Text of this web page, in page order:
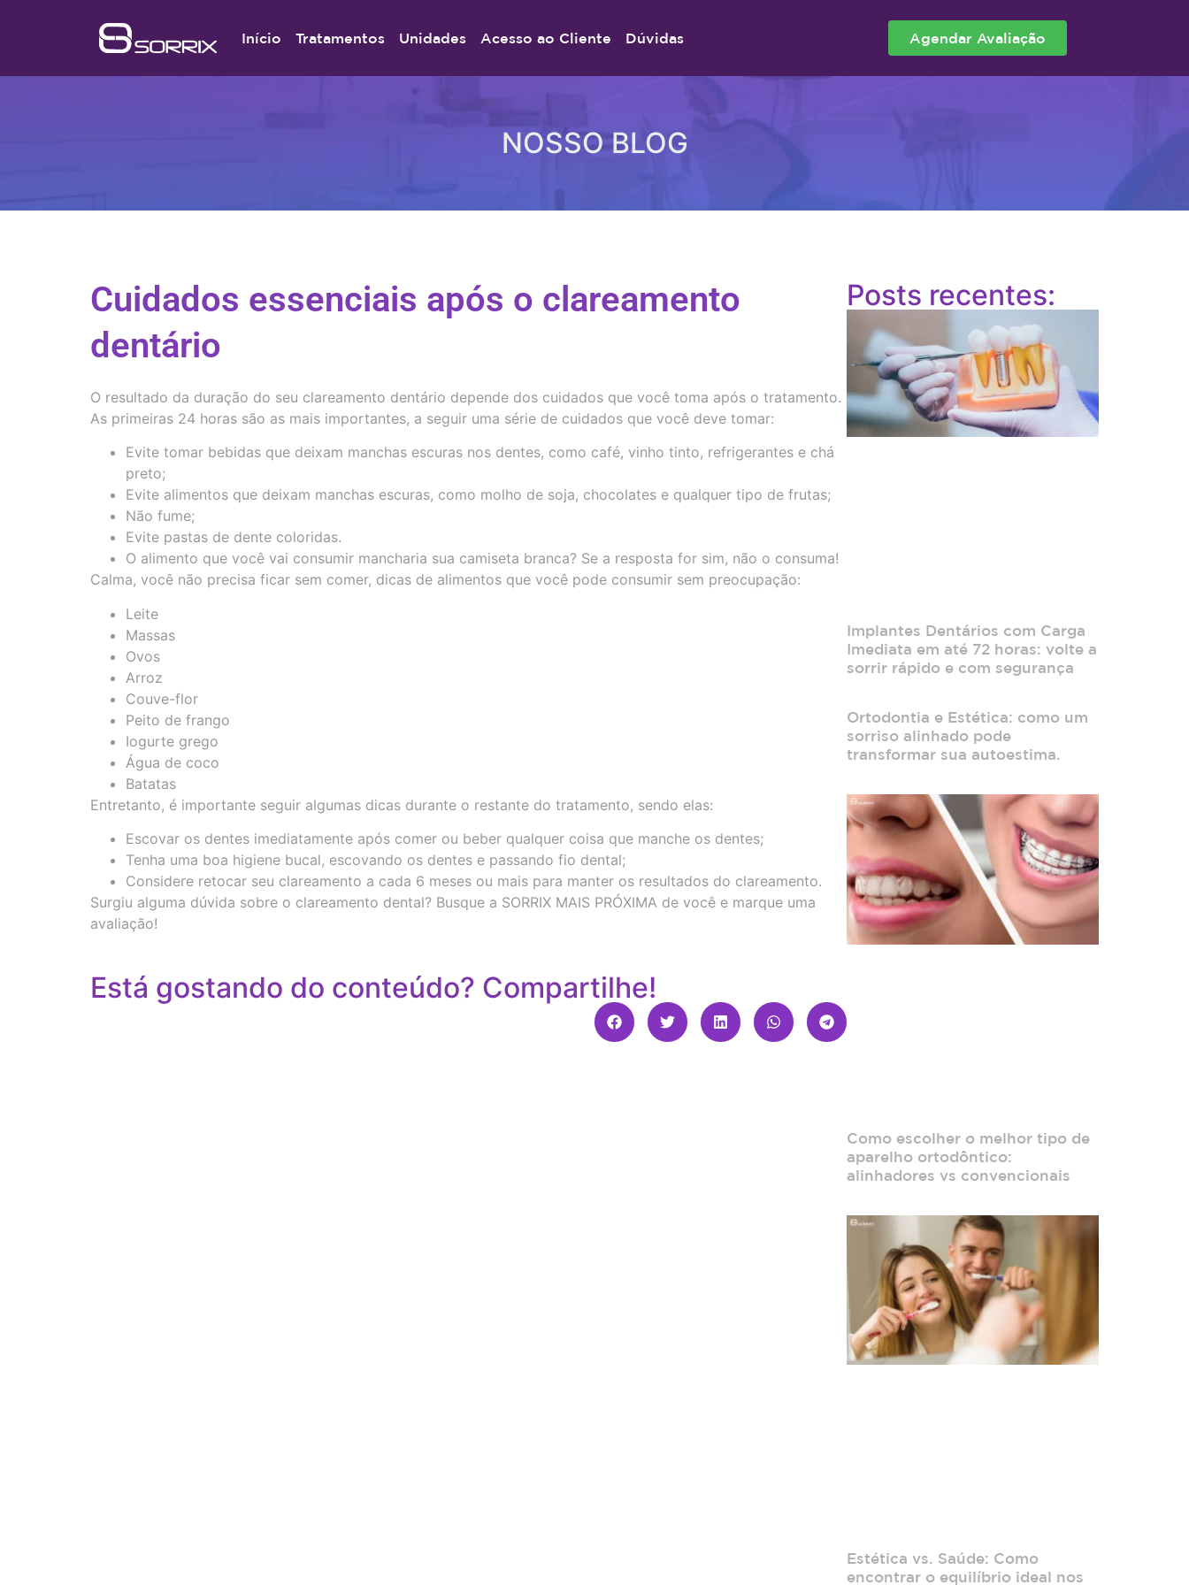
Início Tratamentos Unidades Acesso ao Cliente Dúvidas Agendar Avaliação
NOSSO BLOG
Cuidados essenciais após o clareamento
dentário
O resultado da duração do seu clareamento dentário depende dos cuidados que você toma após o tratamento.
As primeiras 24 horas são as mais importantes, a seguir uma série de cuidados que você deve tomar:
Evite tomar bebidas que deixam manchas escuras nos dentes, como café, vinho tinto, refrigerantes e chá
preto;
Evite alimentos que deixam manchas escuras, como molho de soja, chocolates e qualquer tipo de frutas;
Não fume;
Evite pastas de dente coloridas.
O alimento que você vai consumir mancharia sua camiseta branca? Se a resposta for sim, não o consuma!
Calma, você não precisa ficar sem comer, dicas de alimentos que você pode consumir sem preocupação:
Leite
Massas
Ovos
Arroz
Couve-flor
Peito de frango
Iogurte grego
Água de coco
Batatas
Entretanto, é importante seguir algumas dicas durante o restante do tratamento, sendo elas:
Escovar os dentes imediatamente após comer ou beber qualquer coisa que manche os dentes;
Tenha uma boa higiene bucal, escovando os dentes e passando fio dental;
Considere retocar seu clareamento a cada 6 meses ou mais para manter os resultados do clareamento.
Surgiu alguma dúvida sobre o clareamento dental? Busque a SORRIX MAIS PRÓXIMA de você e marque uma
avaliação!
Está gostando do conteúdo? Compartilhe!
Posts recentes:
Implantes Dentários com Carga
Imediata em até 72 horas: volte a
sorrir rápido e com segurança
Ortodontia e Estética: como um
sorriso alinhado pode
transformar sua autoestima.
Como escolher o melhor tipo de
aparelho ortodôntico:
alinhadores vs convencionais
Estética vs. Saúde: Como
encontrar o equilíbrio ideal nos